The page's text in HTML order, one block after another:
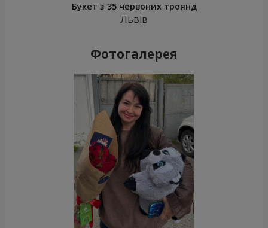
Букет з 35 червоних троянд
Львів
Фотогалерея